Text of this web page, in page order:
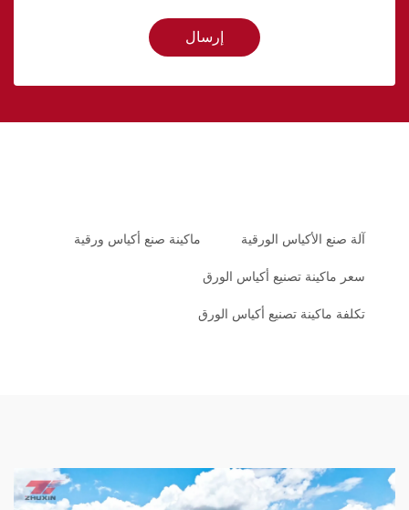
إرسال
آلة صنع الأكياس الورقية ماكينة صنع أكياس ورقية
سعر ماكينة تصنيع أكياس الورق
تكلفة ماكينة تصنيع أكياس الورق